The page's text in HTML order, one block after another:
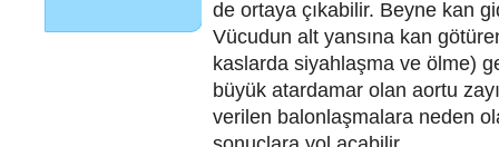
de ortaya çıkabilir. Beyne kan
Vücudun alt yansına kan
kaslarda siyahlaşma ve ölme)
büyük atardamar olan aortu
verilen balonlaşmalara neden